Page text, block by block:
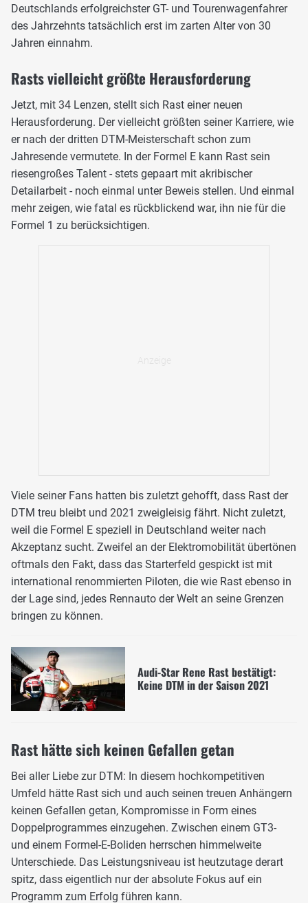
Deutschlands erfolgreichster GT- und Tourenwagenfahrer
des Jahrzehnts tatsächlich erst im zarten Alter von 30
Jahren einnahm.
Rasts vielleicht größte Herausforderung
Jetzt, mit 34 Lenzen, stellt sich Rast einer neuen
Herausforderung. Der vielleicht größten seiner Karriere, wie
er nach der dritten DTM-Meisterschaft schon zum
Jahresende vermutete. In der Formel E kann Rast sein
riesengroßes Talent - stets gepaart mit akribischer
Detailarbeit - noch einmal unter Beweis stellen. Und einmal
mehr zeigen, wie fatal es rückblickend war, ihn nie für die
Formel 1 zu berücksichtigen.
Viele seiner Fans hatten bis zuletzt gehofft, dass Rast der
DTM treu bleibt und 2021 zweigleisig fährt. Nicht zuletzt,
weil die Formel E speziell in Deutschland weiter nach
Akzeptanz sucht. Zweifel an der Elektromobilität übertönen
oftmals den Fakt, dass das Starterfeld gespickt ist mit
international renommierten Piloten, die wie Rast ebenso in
der Lage sind, jedes Rennauto der Welt an seine Grenzen
bringen zu können.
Audi-Star Rene Rast bestätigt:
Keine DTM in der Saison 2021
Rast hätte sich keinen Gefallen getan
Bei aller Liebe zur DTM: In diesem hochkompetitiven
Umfeld hätte Rast sich und auch seinen treuen Anhängern
keinen Gefallen getan, Kompromisse in Form eines
Doppelprogrammes einzugehen. Zwischen einem GT3-
und einem Formel-E-Boliden herrschen himmelweite
Unterschiede. Das Leistungsniveau ist heutzutage derart
spitz, dass eigentlich nur der absolute Fokus auf ein
Programm zum Erfolg führen kann.